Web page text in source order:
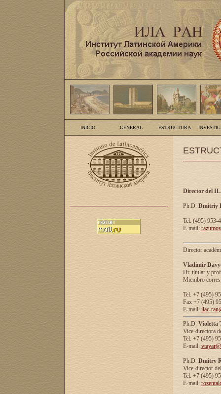
INICIO GENERAL ESTRUCTURA
Director del
Ph.D. Dmitriy
Tel. (495) 953-
E-mail:
Director
Vladimir
Dr. titular y
Miembro
Tel. +7 (495)
Fax +7 (495)
E-mail: ilac-
Ph.D. Violetta
Vice-directora
Tel. +7 (495)
E-mail:
Ph.D. Dmitry
Vice-director
Tel. +7 (495)
E-mail: